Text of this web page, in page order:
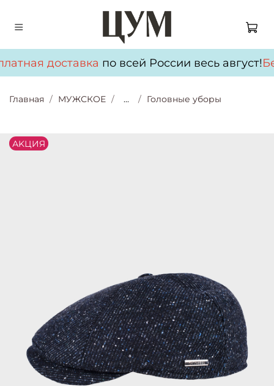
доставкапо всей России весь август!
Главная МУЖСКОЕ ... Головные уборы
АKЦИЯ